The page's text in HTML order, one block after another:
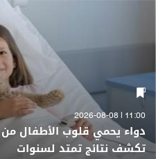
11:00 | 2026-08-08
دواء يحمي قلوب الأطفال من
تكشف نتائج تمتد لسنوات